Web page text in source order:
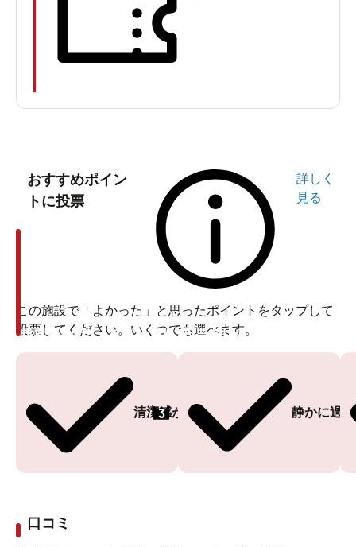
天気が良かったので自由ヶ丘駅から歩いて向かいました
駅」「栄駅」「藤が丘駅」から出ている無料送迎バスの
利用をおすすめします。
本数もたくさんあるので安心ですよ。（※時間は公式サ
店舗前のバス停から発着しています
おすすめポイン
トに投票
詳しく
見る
この施設で「よかった」と思ったポイントをタップして
投票してください。いくつでも選べます。
清潔感がある
3
投票ありがとうございます
静かに過
投票ありがとうございます
口コミ